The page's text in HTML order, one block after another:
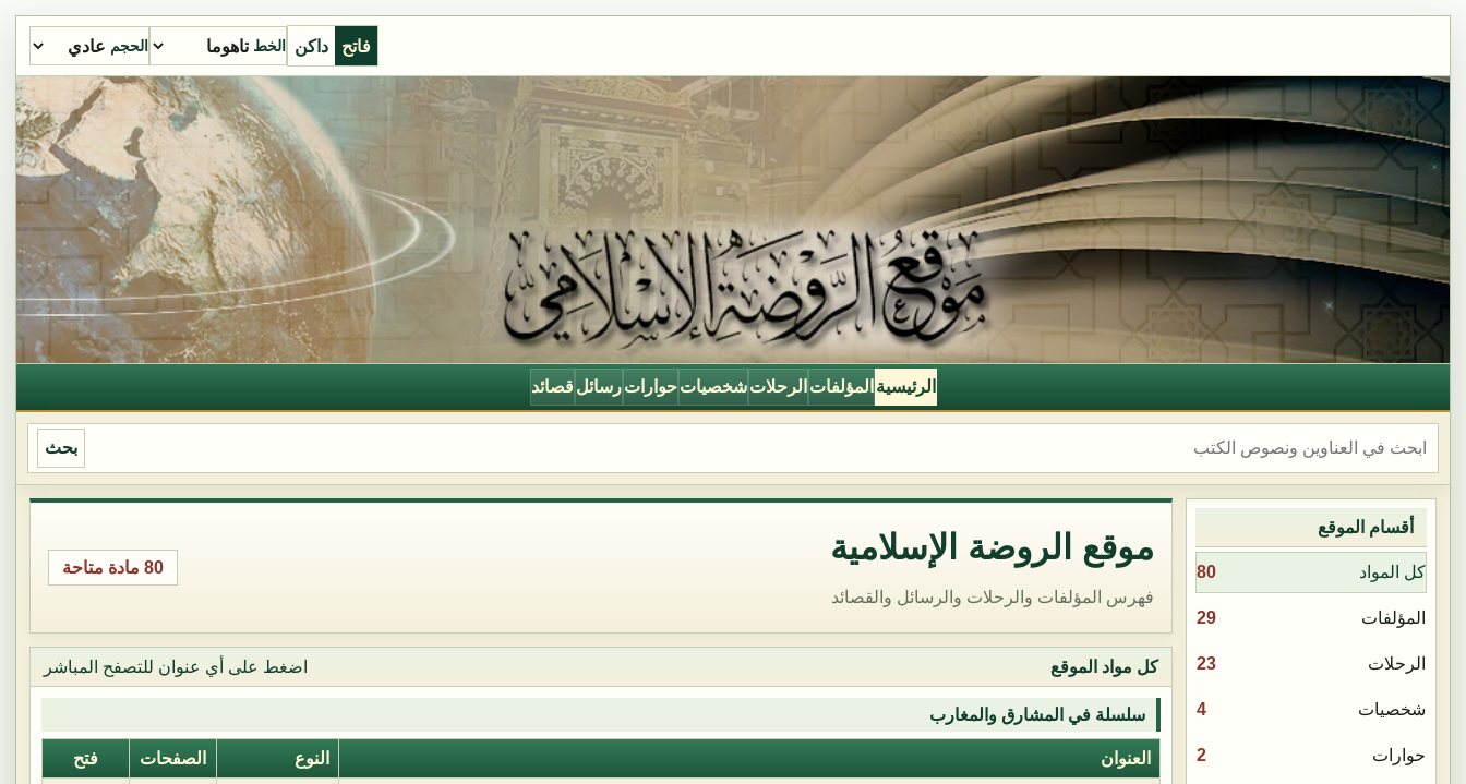
فاتح داكن الخط الحجم
الرئيسية المؤلفات الرحلات شخصيات حوارات رسائل قصائد
بحث
أقسام الموقع
كل المواد 80
المؤلفات 29
الرحلات 23
شخصيات 4
حوارات 2
موقع الروضة الإسلامية
فهرس المؤلفات والرحلات والرسائل والقصائد
80 مادة متاحة
كل مواد الموقع اضغط على أي عنوان للتصفح المباشر
سلسلة في المشارق والمغارب
العنوان النوع الصفحات فتح